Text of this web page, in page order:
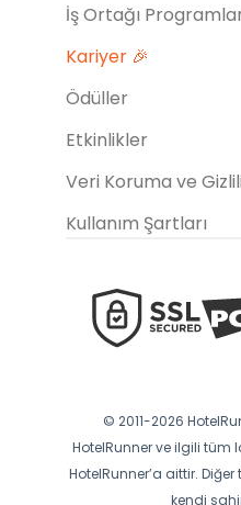
İş Ortağı
Kariyer 🎉
Ödüller
Etkinlikler
Veri Koruma ve
Kullanım Şartları
© 2011-2026
HotelRunner ve ilgili tüm
HotelRunner’a aittir.
kendi